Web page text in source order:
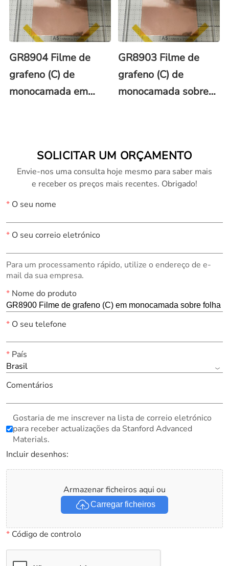
revestimento de
poli(metacrilato de
metila) (PMMA)
GR8904 Filme de
grafeno (C) de
monocamada em
GR8903 Filme de
grafeno (C) de
monocamada sobre
PMMA
SOLICITAR UM ORÇAMENTO
Envie-nos uma consulta hoje mesmo para saber mais
e receber os preços mais recentes. Obrigado!
*O seu nome
*O seu correio eletrónico
Para um processamento rápido, utilize o endereço de e-
mail da sua empresa.
*Nome do produto
*O seu telefone
*País
Brasil
Comentários
Gostaria de me inscrever na lista de correio eletrónico
para receber actualizações da Stanford Advanced
Materials.
Incluir desenhos:
Armazenar ficheiros aqui ou
Carregar ficheiros
*Código de controlo